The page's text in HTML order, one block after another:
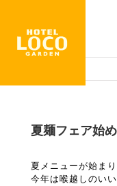
夏麺フェア始
夏メニューが始ま
今年は喉越しのい